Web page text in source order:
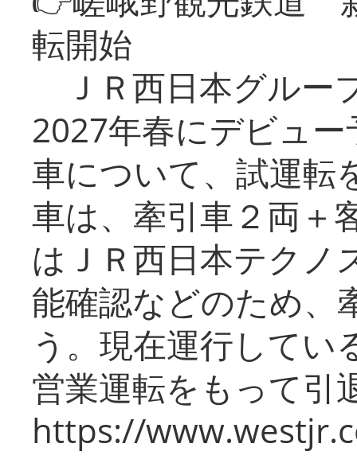
転開始
ＪＲ西日本グルー
2027年春にデビュ
車について、試運転
車は、牽引車２両＋
はＪＲ西日本テクノ
能確認などのため、
う。現在運行してい
営業運転をもって引
https://